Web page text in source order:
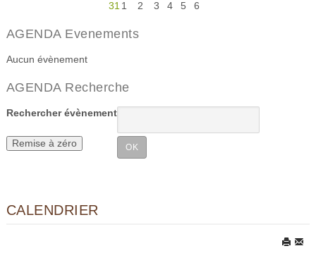
31 1 2 3 4 5 6
AGENDA Evenements
Aucun évènement
AGENDA Recherche
Rechercher évènement
CALENDRIER